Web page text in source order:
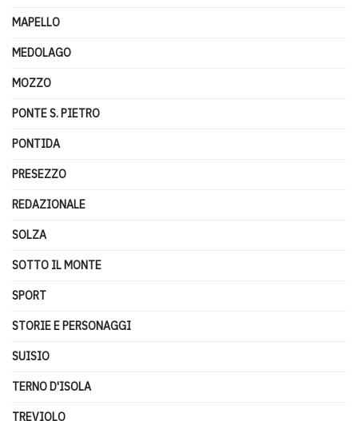
MAPELLO
MEDOLAGO
MOZZO
PONTE S. PIETRO
PONTIDA
PRESEZZO
REDAZIONALE
SOLZA
SOTTO IL MONTE
SPORT
STORIE E PERSONAGGI
SUISIO
TERNO D'ISOLA
TREVIOLO